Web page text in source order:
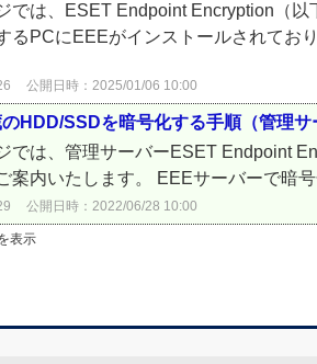
では、ESET Endpoint Encryption（
るPCにEEEがインストールされてお
公開日時：2025/01/06 10:00
HDD/SSDを暗号化する手順（管理サ
では、管理サーバーESET Endpoint
案内いたします。 EEEサーバーで暗
公開日時：2022/06/28 10:00
表示